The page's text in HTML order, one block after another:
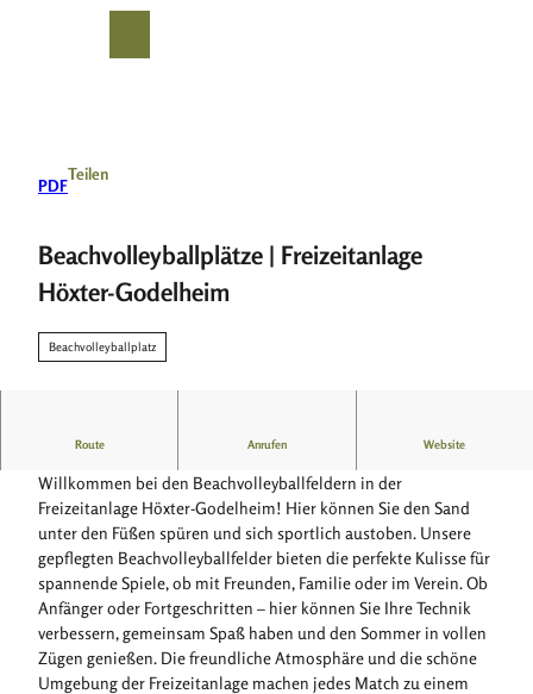
PDF
Teilen
Beachvolleyballplätze | Freizeitanlage
Höxter-Godelheim
Beachvolleyballplatz
Route Anrufen Website
Zwei frei zugängliche Beachvolleyballfelder
Willkommen bei den Beachvolleyballfeldern in der
Freizeitanlage Höxter-Godelheim! Hier können Sie den Sand
unter den Füßen spüren und sich sportlich austoben. Unsere
gepflegten Beachvolleyballfelder bieten die perfekte Kulisse für
spannende Spiele, ob mit Freunden, Familie oder im Verein. Ob
Anfänger oder Fortgeschritten – hier können Sie Ihre Technik
verbessern, gemeinsam Spaß haben und den Sommer in vollen
Zügen genießen. Die freundliche Atmosphäre und die schöne
Umgebung der Freizeitanlage machen jedes Match zu einem